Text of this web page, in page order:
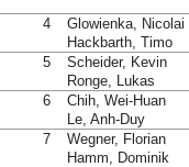
4
Glowienka, Nicolai
Hackbarth, Timo
5
Scheider, Kevin
Ronge, Lukas
6
Chih, Wei-Huan
Le, Anh-Duy
7
Wegner, Florian
Hamm, Dominik